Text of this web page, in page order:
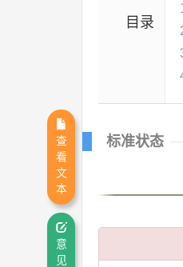
目录
标准状态
查
看
文
本
意
见